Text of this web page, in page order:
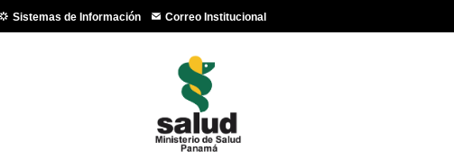
Sistemas de Información Correo Institucional